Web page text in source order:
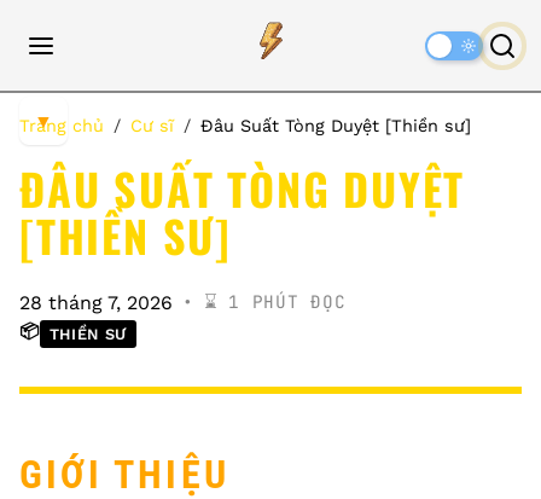
Trang chủ Cư sĩ Đâu Suất Tòng Duyệt [Thiền sư]
ĐÂU SUẤT TÒNG DUYỆT
[THIỀN SƯ]
28 tháng 7, 2026 ⌛️ 1 PHÚT ĐỌC
📦 THIỀN SƯ
GIỚI THIỆU
▼